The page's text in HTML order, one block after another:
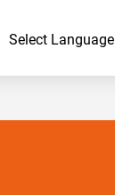
Select Language